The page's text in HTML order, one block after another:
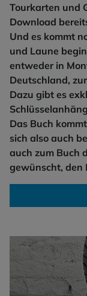
Tourkarten und
Download
Und es kommt
und Laune
entweder in
Deutschland,
Dazu gibt es
Das Buch
sich also auch
auch zum Buch
gewünscht, den